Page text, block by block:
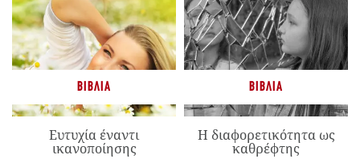
ΒΙΒΛΊΑ
Ευτυχία έναντι
ικανοποίησης
ΒΙΒΛΊΑ
Η διαφορετικότητα ως
καθρέφτης